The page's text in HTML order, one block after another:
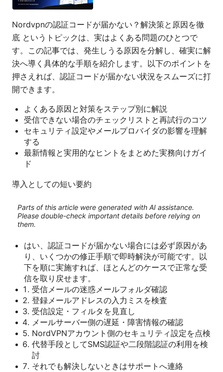
Nordvpnの認証コードが届かない？解決策と原因を徹
底 というトピックは、実はよくある問題のひとつで
す。この記事では、発生しうる原因を分解し、確実に解
決へ導く具体的な手順を紹介します。以下のポイントを
押さえれば、認証コードが届かない状況をスムーズに打
開できます。
よくある原因と対策をステップ別に解説
受信できない場合のチェックリストと再試行のコツ
セキュリティ設定やメールプロバイダの影響を理解
する
最新情報と実用的なヒントをまとめた実務向けガイ
ド
導入としての短い要約
Parts of this article were generated with AI assistance.
Please double-check important details before relying on
them.
はい、認証コードが届かない場合には必ず原因があ
り、いくつかの修正手順で即時解決が可能です。以
下を順に実施すれば、ほとんどのケースで正常な受
信を取り戻せます。
受信メールの迷惑メールフォルダ確認
登録メールアドレスの入力ミスを検査
受信設定・フィルタを見直し
メールサーバー側の遅延・障害情報の確認
NordVPNアカウント側のセキュリティ設定を点検
代替手段としてSMS認証や二段階認証の利用を検
討
それでも解決しないときはサポートへ連絡